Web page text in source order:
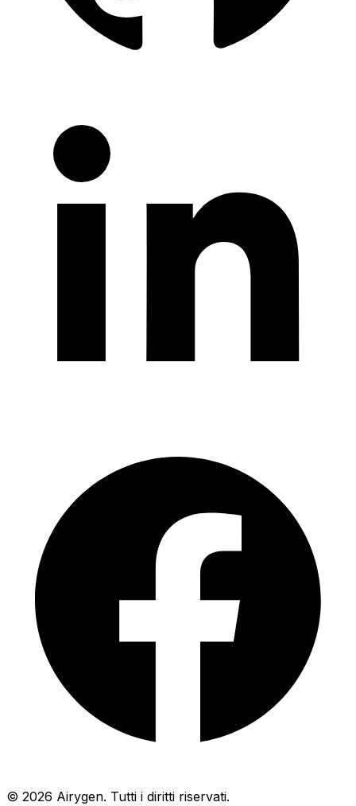
© 2026 Airygen. Tutti i diritti riservati.